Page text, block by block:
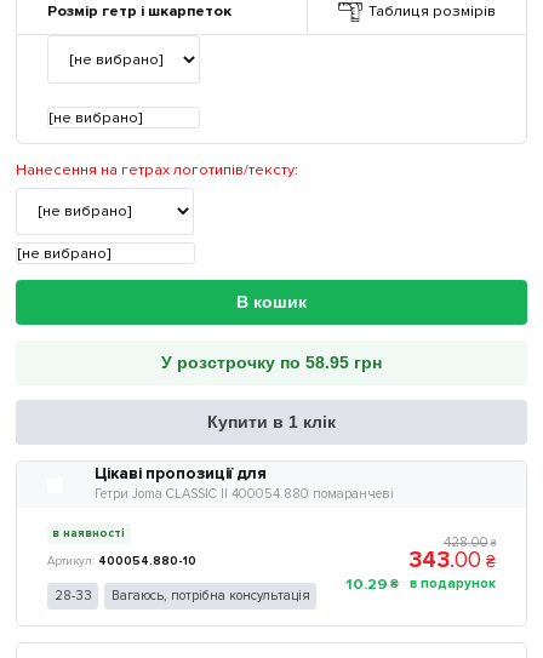
Розмір гетр і шкарпеток Таблиця розмірів
[не вибрано]
Нанесення на гетрах логотипів/тексту:
[не вибрано]
В кошик
У розстрочку по 58.95 грн
Купити в 1 клік
Цікаві пропозиції для
Гетри Joma CLASSIC II 400054.880 помаранчеві
в наявності
400054.880-10
28-33 Вагаюсь, потрібна консультація
428.00 ₴
343.00 ₴
10.29 ₴